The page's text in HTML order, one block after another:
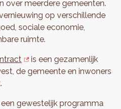
over meerdere gemeenten.
op verschillende
sociale economie,
ruimte.
is een gezamenlijk
de gemeente en inwoners
een gewestelijk programma